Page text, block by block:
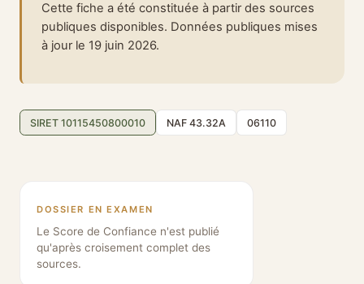
Cette fiche a été constituée à partir des sources
publiques disponibles. Données publiques mises
à jour le 19 juin 2026.
SIRET 10115450800010 NAF 43.32A 06110
DOSSIER EN EXAMEN
Le Score de Confiance n'est publié
qu'après croisement complet des
sources.